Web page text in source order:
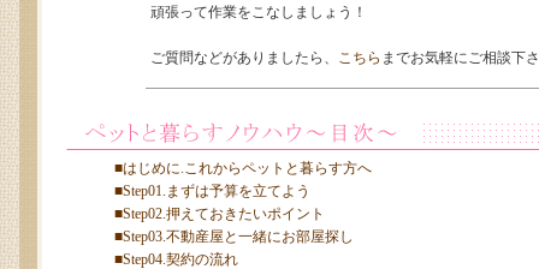
頑張って作業をこなしましょう！
ご質問などがありましたら、 こちら までお気軽にご相談下
■はじめに.これからペットと暮らす方へ
■Step01.まずは予算を立てよう
■Step02.押えておきたいポイント
■Step03.不動産屋と一緒にお部屋探し
■Step04.契約の流れ